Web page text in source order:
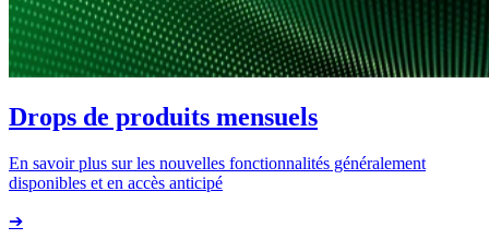
Drops de produits mensuels
En savoir plus sur les nouvelles fonctionnalités généralement
disponibles et en accès anticipé
➔